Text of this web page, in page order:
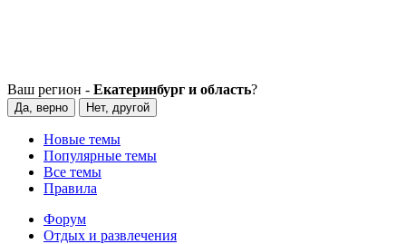
Ваш регион - Екатеринбург и область?
Да, верно Нет, другой
Новые темы
Популярные темы
Все темы
Правила
Форум
Отдых и развлечения